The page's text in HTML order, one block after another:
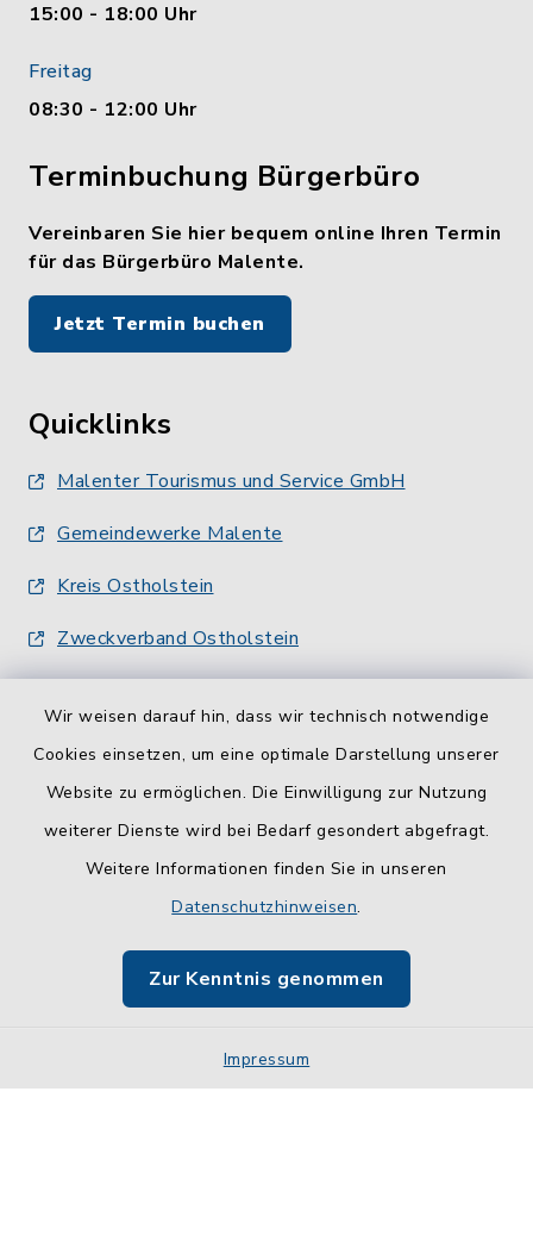
Wir weisen darauf hin, dass wir technisch notwendige
Cookies einsetzen, um eine optimale Darstellung unserer
Website zu ermöglichen. Die Einwilligung zur Nutzung
weiterer Dienste wird bei Bedarf gesondert abgefragt.
Weitere Informationen finden Sie in unseren
Datenschutzhinweisen.
Zur Kenntnis genommen
Impressum
15:00 - 18:00 Uhr
Freitag
08:30 - 12:00 Uhr
Terminbuchung Bürgerbüro
Vereinbaren Sie hier bequem online Ihren Termin
für das Bürgerbüro Malente.
Jetzt Termin buchen
Quicklinks
Malenter Tourismus und Service GmbH
Gemeindewerke Malente
Kreis Ostholstein
Zweckverband Ostholstein
Barrierefreiheit
Impressum
Sitemap